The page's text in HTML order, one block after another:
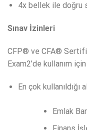
4x bellek ile doğru
Sınav İzinleri
CFP® ve CFA®
Exam2’de kullanım
En çok kullanıldığı
Emlak